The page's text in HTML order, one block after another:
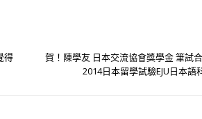
得
賀！陳學友 日本交流協會獎學金 筆試
2014日本留學試驗EJU日本語